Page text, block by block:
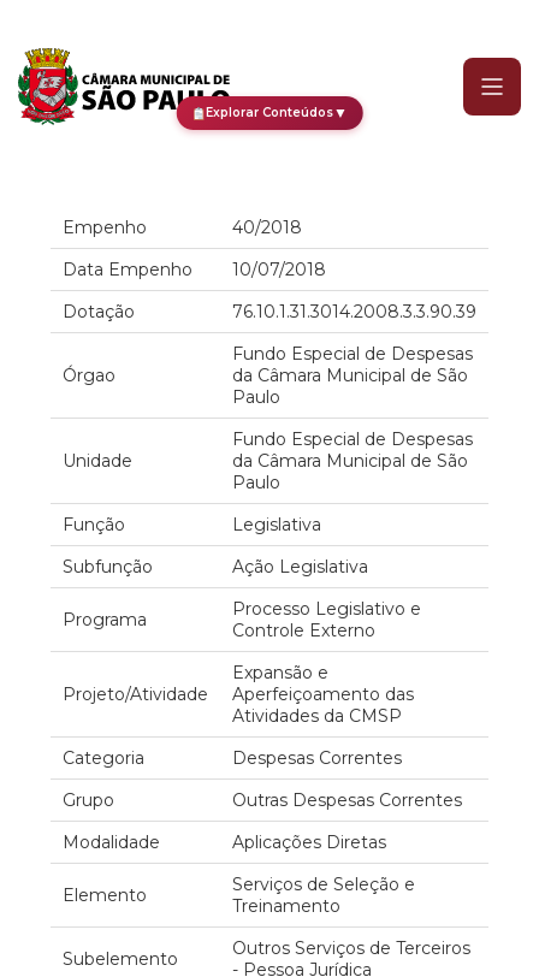
Explorar Conteúdos▼
Empenho
40/2018
Data Empenho
10/07/2018
Dotação
76.10.1.31.3014.2008.3.3.90.39
Órgao
Fundo Especial de Despesas
da Câmara Municipal de São
Paulo
Unidade
Fundo Especial de Despesas
da Câmara Municipal de São
Paulo
Função
Legislativa
Subfunção
Ação Legislativa
Programa
Processo Legislativo e
Controle Externo
Projeto/Atividade
Expansão e
Aperfeiçoamento das
Atividades da CMSP
Categoria
Despesas Correntes
Grupo
Outras Despesas Correntes
Modalidade
Aplicações Diretas
Elemento
Serviços de Seleção e
Treinamento
Subelemento
Outros Serviços de Terceiros
- Pessoa Jurídica